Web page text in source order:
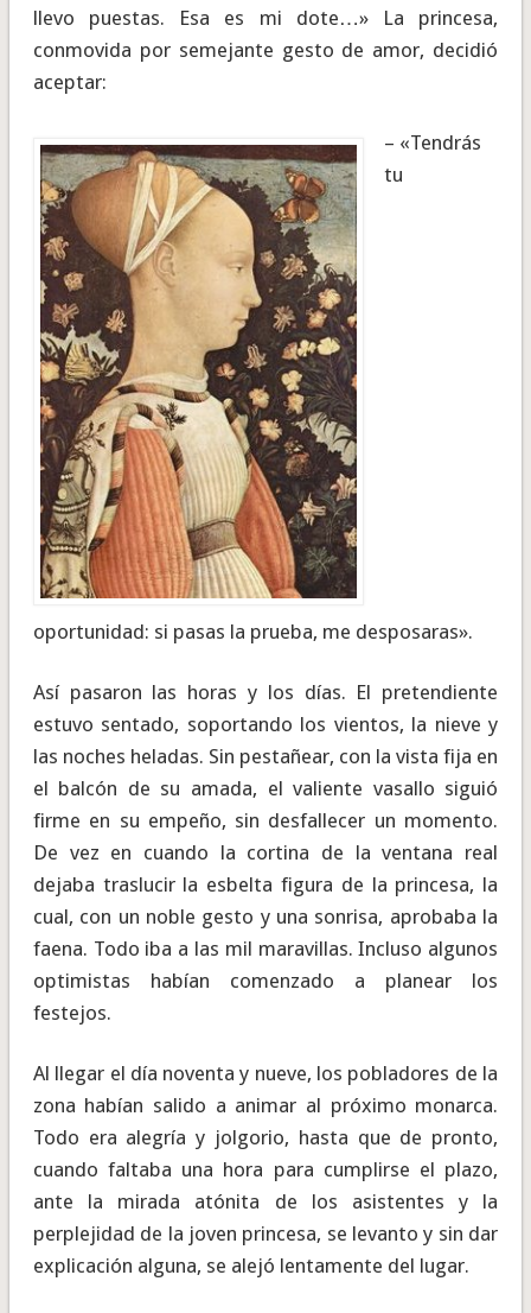
llevo puestas. Esa es mi dote…» La princesa,
conmovida por semejante gesto de amor, decidió
aceptar:
– «Tendrás
tu
oportunidad: si pasas la prueba, me desposaras».
Así pasaron las horas y los días. El pretendiente
estuvo sentado, soportando los vientos, la nieve y
las noches heladas. Sin pestañear, con la vista fija en
el balcón de su amada, el valiente vasallo siguió
firme en su empeño, sin desfallecer un momento.
De vez en cuando la cortina de la ventana real
dejaba traslucir la esbelta figura de la princesa, la
cual, con un noble gesto y una sonrisa, aprobaba la
faena. Todo iba a las mil maravillas. Incluso algunos
optimistas habían comenzado a planear los
festejos.
Al llegar el día noventa y nueve, los pobladores de la
zona habían salido a animar al próximo monarca.
Todo era alegría y jolgorio, hasta que de pronto,
cuando faltaba una hora para cumplirse el plazo,
ante la mirada atónita de los asistentes y la
perplejidad de la joven princesa, se levanto y sin dar
explicación alguna, se alejó lentamente del lugar.